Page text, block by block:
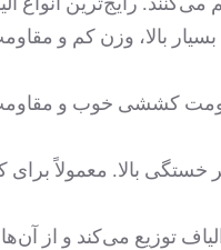
بالا، وزن کم و
کششی خوب و مقاومت
بالا. معمولاً برای
توزیع می‌کند و از